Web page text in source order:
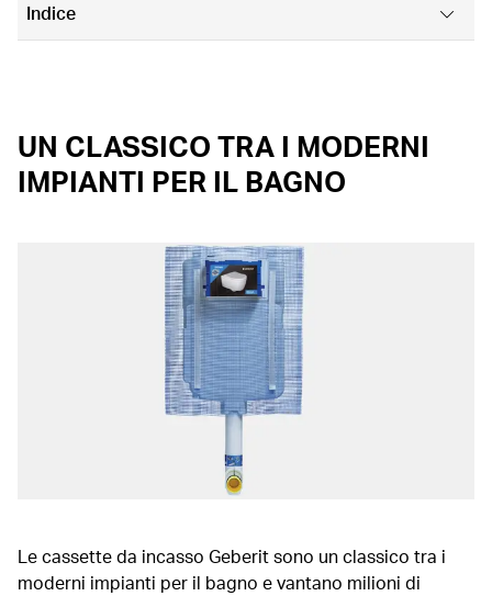
Indice
L'acqua in movimento è il nemico della stagnazione
UN CLASSICO TRA I MODERNI
IMPIANTI PER IL BAGNO
Le cassette da incasso Geberit sono un classico tra i
moderni impianti per il bagno e vantano milioni di